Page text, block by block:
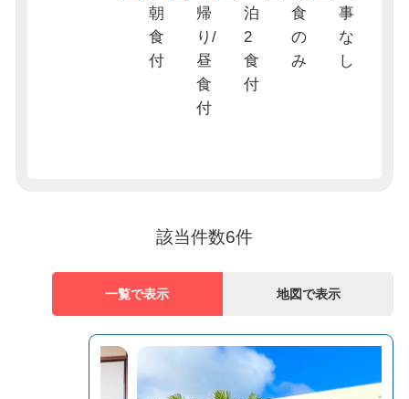
朝
食
付
帰
り/
昼
食
付
泊
2
食
付
食
の
み
事
な
し
該当件数6件
一覧で表示 地図で表示